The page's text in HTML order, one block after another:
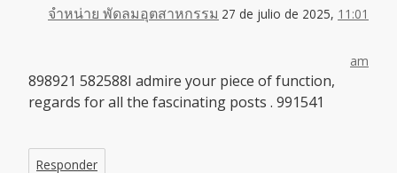
จำหน่าย พัดลมอุตสาหกรรม 27 de julio de 2025, 11:01
am
898921 582588I admire your piece of function,
regards for all the fascinating posts . 991541
Responder